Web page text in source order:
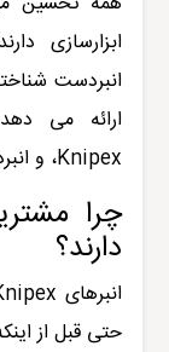
Knipex، و انبردست Knipex 3 تکه و مجموعه آچار.
دارند؟
حتی قبل از